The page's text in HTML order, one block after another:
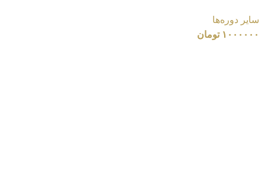
سایر دوره‌ها
۱۰۰۰۰۰۰ تومان